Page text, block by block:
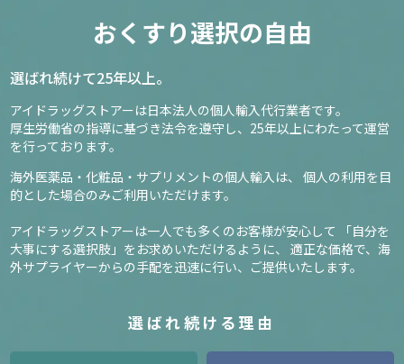
おくすり選択の自由
選ばれ続けて25年以上。
アイドラッグストアーは日本法人の個人輸入代行業者です。
厚生労働省の指導に基づき法令を遵守し、 25年以上にわたって運営
を行っております。
海外医薬品・化粧品・サプリメントの個人輸入は、
個人の利用を目
的とした場合のみご利用いただけます。
アイドラッグストアーは一人でも多くのお客様が安心して
「自分を
大事にする選択肢」をお求めいただけるように、
適正な価格で、海
外サプライヤーからの手配を迅速に行い、ご提供いたします。
選ばれ続ける理由